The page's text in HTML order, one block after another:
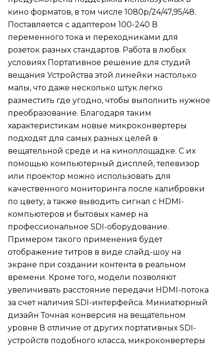
кино форматов, в том числе 1080p/24/47,95/48.
Поставляется с адаптером 100-240 В
переменного тока и переходниками для
розеток разных стандартов. Работа в любых
условиях Портативное решение для студий
вещания Устройства этой линейки настолько
малы, что даже несколько штук легко
разместить где угодно, чтобы выполнить нужное
преобразование. Благодаря таким
характеристикам новые микроконвертеры
подходят для самых разных целей в
вещательной среде и на киноплощадке. С их
помощью компьютерный дисплей, телевизор
или проектор можно использовать для
качественного мониторинга после калибровки
по цвету, а также выводить сигнал с HDMI-
компьютеров и бытовых камер на
профессиональное SDI-оборудование.
Примером такого применения будет
отображение титров в виде слайд-шоу на
экране при создании контента в реальном
времени. Кроме того, модели позволяют
увеличивать расстояние передачи HDMI-потока
за счет наличия SDI-интерфейса. Миниатюрный
дизайн Точная конверсия на вещательном
уровне В отличие от других портативных SDI-
устройств подобного класса, микроконвертеры